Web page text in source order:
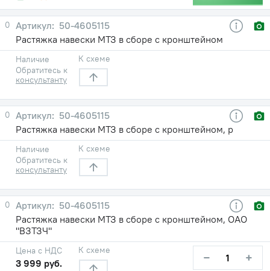
0
50-4605115
Растяжка навески МТЗ в сборе с кронштейном
Наличие
Обратитесь к
консультанту
К схеме
0
50-4605115
Растяжка навески МТЗ в сборе с кронштейном, р
Наличие
Обратитесь к
консультанту
К схеме
0
50-4605115
Растяжка навески МТЗ в сборе с кронштейном, ОАО
"ВЗТЗЧ"
Цена с НДС
3 999 руб.
К схеме − +